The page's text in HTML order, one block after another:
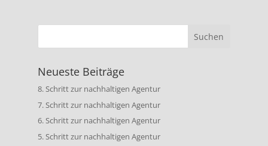
Neueste Beiträge
8. Schritt zur nachhaltigen Agentur
7. Schritt zur nachhaltigen Agentur
6. Schritt zur nachhaltigen Agentur
5. Schritt zur nachhaltigen Agentur